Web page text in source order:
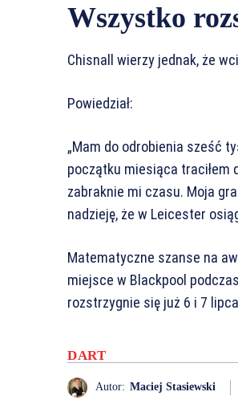
Wszystko
Chisnall wierzy jednak, że
Powiedział:
„Mam do odrobienia sześć
początku miesiąca traciłem
zabraknie mi czasu. Moja
nadzieję, że w Leicester
Matematyczne szanse na
miejsce w Blackpool
rozstrzygnie się już 6 i 7
DART
Autor: Maciej Stasiewski